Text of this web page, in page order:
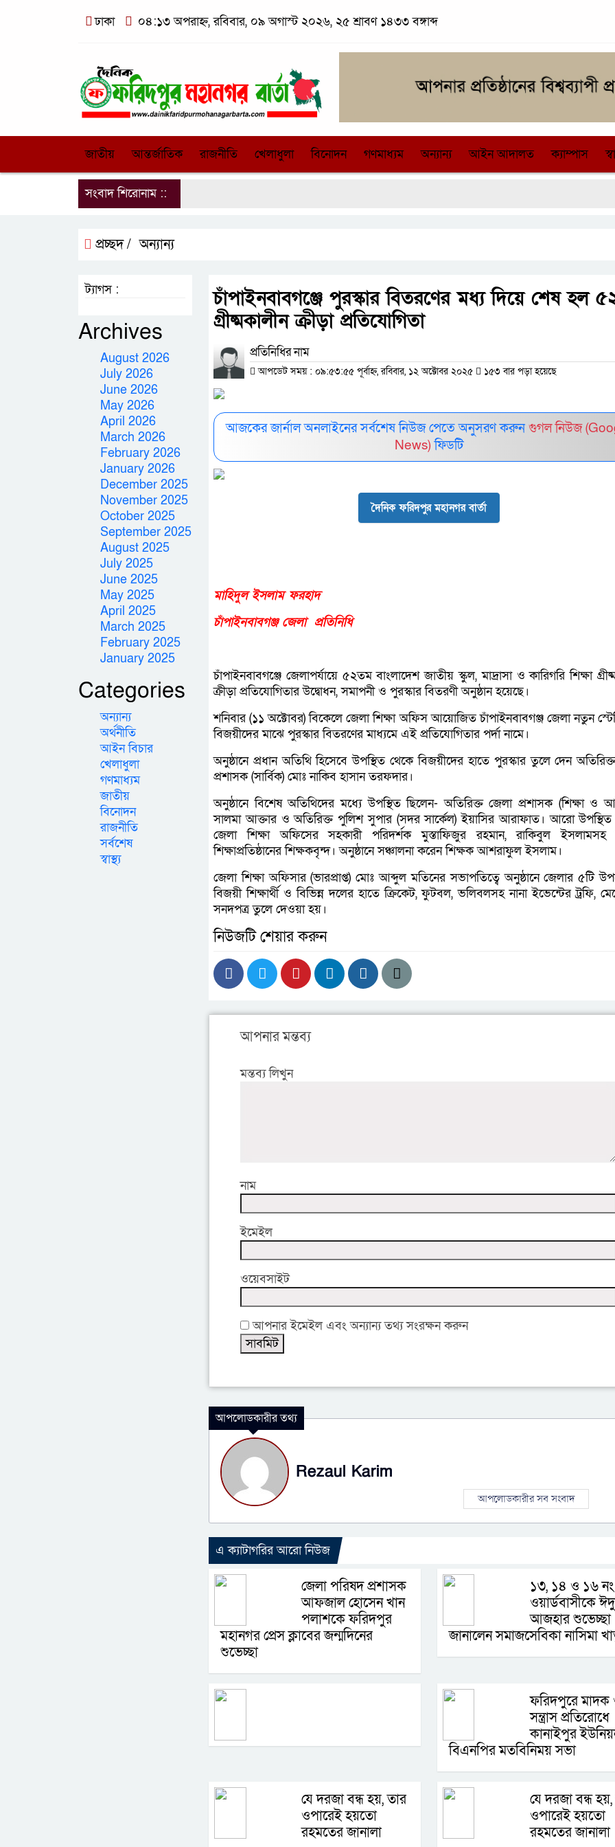
ঢাকা ০৪:১৩ অপরাহ্ন, রবিবার, ০৯ অগাস্ট ২০২৬, ২৫ শ্রাবণ ১৪৩৩ বঙ্গাব্দ
জাতীয় আন্তর্জাতিক রাজনীতি খেলাধুলা বিনোদন গণমাধ্যম অন্যান্য আইন আদালত ক্যাম্পাস
সংবাদ শিরোনাম ::
প্রচ্ছদ / অন্যান্য
চাঁপাইনবাবগঞ্জে পুরস্কার বিতরণের মধ্য দিয়ে শেষ হল
গ্রীষ্মকালীন ক্রীড়া প্রতিযোগিতা
প্রতিনিধির নাম
আপডেট সময় : ০৯:৫৩:৫৫ পূর্বাহ্ন, রবিবার, ১২ অক্টোবর ২০২৫ ১৫৩ বার পড়া হয়েছে
আজকের জার্নাল অনলাইনের সর্বশেষ নিউজ পেতে অনুসরণ করুনগুগল নিউজ
News) ফিডটি
দৈনিক ফরিদপুর মহানগর বার্তা
মাহিদুল ইসলাম ফরহাদ
চাঁপাইনবাবগঞ্জ জেলা প্রতিনিধি
চাঁপাইনবাবগঞ্জে জেলাপর্যায়ে ৫২তম বাংলাদেশ জাতীয় স্কুল, মাদ্রাসা ও কারিগরি শিক্ষা
ক্রীড়া প্রতিযোগিতার উদ্বোধন, সমাপনী ও পুরস্কার বিতরণী অনুষ্ঠান হয়েছে।
শনিবার (১১ অক্টোবর) বিকেলে জেলা শিক্ষা অফিস আয়োজিত চাঁপাইনবাবগঞ্জ জেলা নতুন
বিজয়ীদের মাঝে পুরস্কার বিতরণের মাধ্যমে এই প্রতিযোগিতার পর্দা নামে।
অনুষ্ঠানে প্রধান অতিথি হিসেবে উপস্থিত থেকে বিজয়ীদের হাতে পুরস্কার তুলে দেন
প্রশাসক (সার্বিক) মোঃ নাকিব হাসান তরফদার।
অনুষ্ঠানে বিশেষ অতিথিদের মধ্যে উপস্থিত ছিলেন- অতিরিক্ত জেলা প্রশাসক (শিক্ষা ও
সালমা আক্তার ও অতিরিক্ত পুলিশ সুপার (সদর সার্কেল) ইয়াসির আরাফাত। আরো উপস্থিত
জেলা শিক্ষা অফিসের সহকারী পরিদর্শক মুস্তাফিজুর রহমান, রাকিবুল ইসলামসহ
শিক্ষাপ্রতিষ্ঠানের শিক্ষকবৃন্দ। অনুষ্ঠানে সঞ্চালনা করেন শিক্ষক আশরাফুল ইসলাম।
জেলা শিক্ষা অফিসার (ভারপ্রাপ্ত) মোঃ আব্দুল মতিনের সভাপতিত্বে অনুষ্ঠানে জেলার ৫টি
বিজয়ী শিক্ষার্থী ও বিভিন্ন দলের হাতে ক্রিকেট, ফুটবল, ভলিবলসহ নানা ইভেন্টের ট্রফি,
সনদপত্র তুলে দেওয়া হয়।
নিউজটি শেয়ার করুন
আপনার মন্তব্য
মন্তব্য লিখুন
নাম
ইমেইল
ওয়েবসাইট
আপনার ইমেইল এবং অন্যান্য তথ্য সংরক্ষন করুন
আপলোডকারীর তথ্য
Rezaul Karim
আপলোডকারীর সব সংবাদ
এ ক্যাটাগরির আরো নিউজ
জেলা পরিষদ প্রশাসক
আফজাল হোসেন খান
পলাশকে ফরিদপুর
মহানগর প্রেস ক্লাবের জন্মদিনের
শুভেচ্ছা
১৩, ১৪ ও ১৬ নং
ওয়ার্ডবাসীকে
আজহার শুভেচ্ছা
জানালেন সমাজসেবিকা নাসিমা
ফরিদপুরে মাদক
সন্ত্রাস প্রতিরোধে
কানাইপুর
বিএনপির মতবিনিময় সভা
যে দরজা বন্ধ হয়, তার
ওপারেই হয়তো
রহমতের জানালা
যে দরজা বন্ধ
ওপারেই হয়তো
রহমতের জানালা
ট্যাগস :
Archives
August 2026
July 2026
June 2026
May 2026
April 2026
March 2026
February 2026
January 2026
December 2025
November 2025
October 2025
September 2025
August 2025
July 2025
June 2025
May 2025
April 2025
March 2025
February 2025
January 2025
Categories
অন্যান্য
অর্থনীতি
আইন বিচার
খেলাধুলা
গণমাধ্যম
জাতীয়
বিনোদন
রাজনীতি
সর্বশেষ
স্বাস্থ্য